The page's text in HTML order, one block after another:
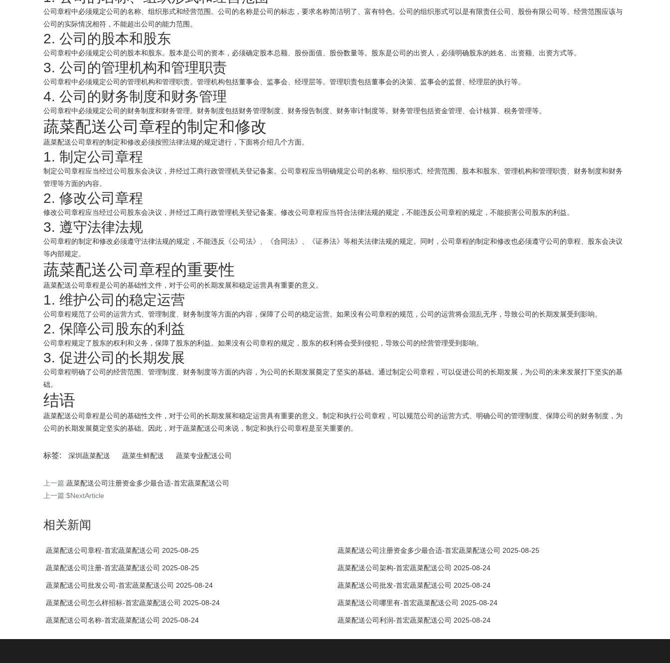
公司章程中必须规定公司的名称、组织形式和经营范围。公司的名称是公司的标志，要求名称简洁明了、富有特色。公司的组织形式可以是有限责任公司、股份有限公司等。经营范围应该与
公司的实际情况相符，不能超出公司的能力范围。
2. 公司的股本和股东
公司章程中必须规定公司的股本和股东。股本是公司的资本，必须确定股本总额、股份面值、股份数量等。股东是公司的出资人，必须明确股东的姓名、出资额、出资方式等。
3. 公司的管理机构和管理职责
公司章程中必须规定公司的管理机构和管理职责。管理机构包括董事会、监事会、经理层等。管理职责包括董事会的决策、监事会的监督、经理层的执行等。
4. 公司的财务制度和财务管理
公司章程中必须规定公司的财务制度和财务管理。财务制度包括财务管理制度、财务报告制度、财务审计制度等。财务管理包括资金管理、会计核算、税务管理等。
蔬菜配送公司章程的制定和修改
蔬菜配送公司章程的制定和修改必须按照法律法规的规定进行，下面将介绍几个方面。
1. 制定公司章程
制定公司章程应当经过公司股东会决议，并经过工商行政管理机关登记备案。公司章程应当明确规定公司的名称、组织形式、经营范围、股本和股东、管理机构和管理职责、财务制度和财务
管理等方面的内容。
2. 修改公司章程
修改公司章程应当经过公司股东会决议，并经过工商行政管理机关登记备案。修改公司章程应当符合法律法规的规定，不能违反公司章程的规定，不能损害公司股东的利益。
3. 遵守法律法规
公司章程的制定和修改必须遵守法律法规的规定，不能违反《公司法》、《合同法》、《证券法》等相关法律法规的规定。同时，公司章程的制定和修改也必须遵守公司的章程、股东会决议
等内部规定。
蔬菜配送公司章程的重要性
蔬菜配送公司章程是公司的基础性文件，对于公司的长期发展和稳定运营具有重要的意义。
1. 维护公司的稳定运营
公司章程规范了公司的运营方式、管理制度、财务制度等方面的内容，保障了公司的稳定运营。如果没有公司章程的规范，公司的运营将会混乱无序，导致公司的长期发展受到影响。
2. 保障公司股东的利益
公司章程规定了股东的权利和义务，保障了股东的利益。如果没有公司章程的规定，股东的权利将会受到侵犯，导致公司的经营管理受到影响。
3. 促进公司的长期发展
公司章程明确了公司的经营范围、管理制度、财务制度等方面的内容，为公司的长期发展奠定了坚实的基础。通过制定公司章程，可以促进公司的长期发展，为公司的未来发展打下坚实的基
础。
结语
蔬菜配送公司章程是公司的基础性文件，对于公司的长期发展和稳定运营具有重要的意义。制定和执行公司章程，可以规范公司的运营方式、明确公司的管理制度、保障公司的财务制度，为
公司的长期发展奠定坚实的基础。因此，对于蔬菜配送公司来说，制定和执行公司章程是至关重要的。
标签: 深圳蔬菜配送 蔬菜生鲜配送 蔬菜专业配送公司
上一篇:蔬菜配送公司注册资金多少最合适-首宏蔬菜配送公司
上一篇:$NextArticle
相关新闻
蔬菜配送公司章程-首宏蔬菜配送公司 2025-08-25 蔬菜配送公司注册资金多少最合适-首宏蔬菜配送公司 2025-08-25
蔬菜配送公司注册-首宏蔬菜配送公司 2025-08-25 蔬菜配送公司架构-首宏蔬菜配送公司 2025-08-24
蔬菜配送公司批发公司-首宏蔬菜配送公司 2025-08-24 蔬菜配送公司批发-首宏蔬菜配送公司 2025-08-24
蔬菜配送公司怎么样招标-首宏蔬菜配送公司 2025-08-24 蔬菜配送公司哪里有-首宏蔬菜配送公司 2025-08-24
蔬菜配送公司名称-首宏蔬菜配送公司 2025-08-24 蔬菜配送公司利润-首宏蔬菜配送公司 2025-08-24